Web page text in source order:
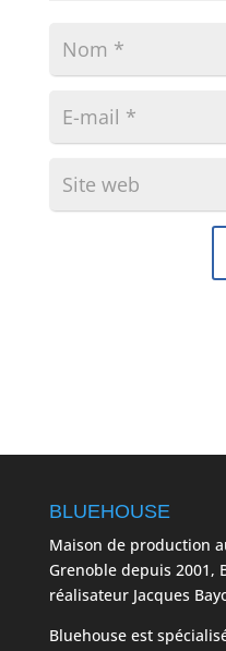
BLUEHOUSE
Maison de production
Grenoble depuis 2001,
réalisateur Jacques
Bluehouse est